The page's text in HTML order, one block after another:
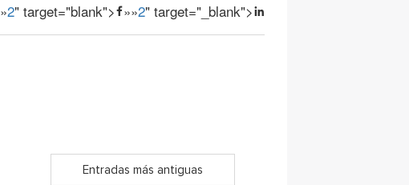
»2" target="blank"> »»2" target="_blank">
Entradas más antiguas